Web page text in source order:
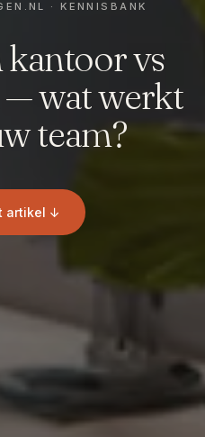
vs
wat werkt
team?